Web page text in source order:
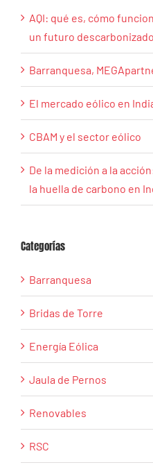
AQI: qué es, cómo
un futuro descarbonizado
Barranquesa,
El mercado eólico en
CBAM y el sector eólico
De la medición a la
la huella de carbono en
Categorías
Barranquesa
Bridas de Torre
Energía Eólica
Jaula de Pernos
Renovables
RSC